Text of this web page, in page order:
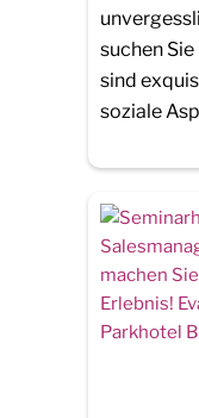
suchen
sind
soziale